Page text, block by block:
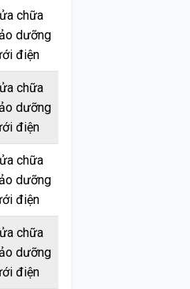
chữa
dưỡng
điện
chữa
dưỡng
điện
chữa
dưỡng
điện
chữa
dưỡng
điện